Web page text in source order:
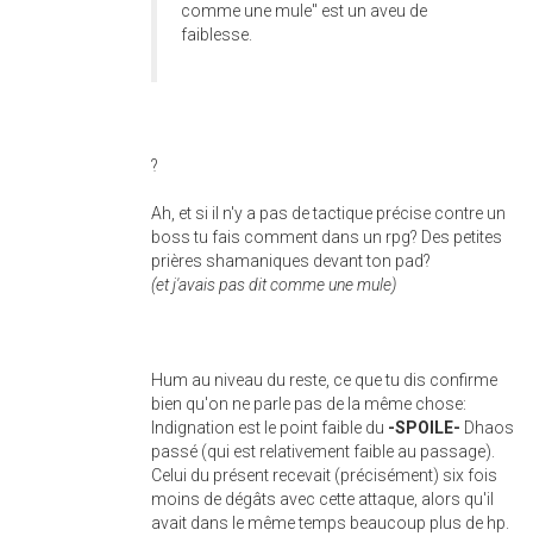
comme une mule" est un aveu de
faiblesse.
?
Ah, et si il n'y a pas de tactique précise contre un
boss tu fais comment dans un rpg? Des petites
prières shamaniques devant ton pad?
(et j'avais pas dit comme une mule)
Hum au niveau du reste, ce que tu dis confirme
bien qu'on ne parle pas de la même chose:
Indignation est le point faible du -SPOILE- Dhaos
passé (qui est relativement faible au passage).
Celui du présent recevait (précisément) six fois
moins de dégâts avec cette attaque, alors qu'il
avait dans le même temps beaucoup plus de hp.